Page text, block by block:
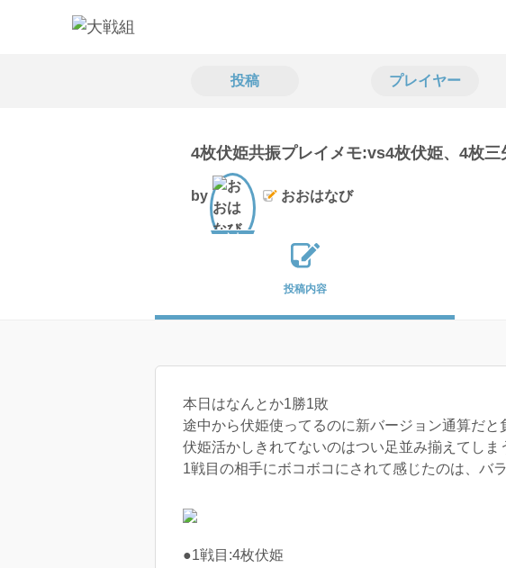
投稿 プレイヤー
4枚伏姫共振プレイメモ:vs4枚伏姫、4枚三
by
文士
おおはなび
投稿内容
本日はなんとか1勝1敗
途中から伏姫使ってるのに新バージョン通算だと
伏姫活かしきれてないのはつい足並み揃えてし
1戦目の相手にボコボコにされて感じたのは、バ
●1戦目:4枚伏姫